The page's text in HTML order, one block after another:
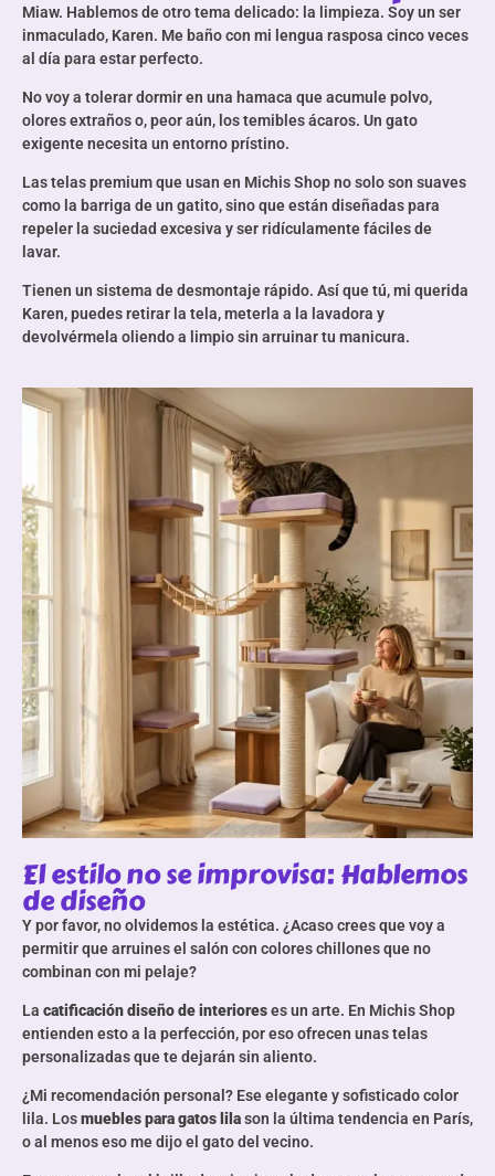
Miaw. Hablemos de otro tema delicado: la limpieza. Soy un ser
inmaculado, Karen. Me baño con mi lengua rasposa cinco veces
al día para estar perfecto.
No voy a tolerar dormir en una hamaca que acumule polvo,
olores extraños o, peor aún, los temibles ácaros. Un gato
exigente necesita un entorno prístino.
Las telas premium que usan en Michis Shop no solo son suaves
como la barriga de un gatito, sino que están diseñadas para
repeler la suciedad excesiva y ser ridículamente fáciles de
lavar.
Tienen un sistema de desmontaje rápido. Así que tú, mi querida
Karen, puedes retirar la tela, meterla a la lavadora y
devolvérmela oliendo a limpio sin arruinar tu manicura.
El estilo no se improvisa: Hablemos
de diseño
Y por favor, no olvidemos la estética. ¿Acaso crees que voy a
permitir que arruines el salón con colores chillones que no
combinan con mi pelaje?
La catificación diseño de interioreses un arte. En Michis Shop
entienden esto a la perfección, por eso ofrecen unas telas
personalizadas que te dejarán sin aliento.
¿Mi recomendación personal? Ese elegante y sofisticado color
lila. Losmuebles para gatos lilason la última tendencia en París,
o al menos eso me dijo el gato del vecino.